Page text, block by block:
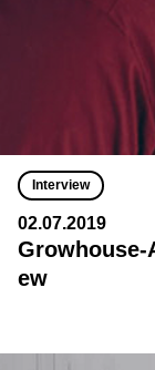
Interview
02.07.2019
Growhouse-
ew